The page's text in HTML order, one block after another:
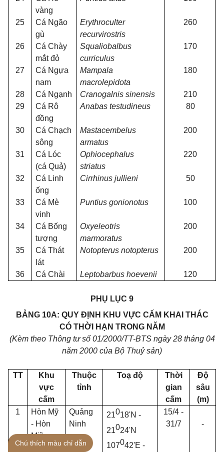
vàng
25
Cá Ngão
gù
Erythroculter
recurvirostris
260
26
Cá Chày
mắt đỏ
Squaliobalbus
curriculus
170
27
Cá Ngựa
nam
Mampala
macrolepidota
180
28 Cá Ngạnh Cranogalnis sinensis
210
29
Cá Rô
đồng
Anabas testudineus 80
30
Cá Chạch
sông
Mastacembelus
armatus
200
31
Cá Lóc
(cá Quả)
Ophiocephalus
striatus
220
32
Cá Linh
ống
Cirrhinus jullieni 50
33
Cá Mè
vinh
Puntius gonionotus 100
34
Cá Bống
tượng
Oxyeleotris
marmoratus
200
35
Cá Thát
lát
Notopterus notopterus 200
36 Cá Chài Leptobarbus hoevenii 120
PHỤ LỤC 9
BẢNG 10A: QUY ĐỊNH KHU VỰC CẤM KHAI THÁC
CÓ THỜI HẠN TRONG NĂM
(Kèm theo Thông tư số 01/2000/TT-BTS ngày 28 tháng 04
năm 2000 của Bộ Thuỷ sản)
TT
Khu
vực
cấm
Thuộc
tỉnh
Toạ độ
Thời
gian
cấm
Độ
sâu
(m)
1
Hòn Mỹ
- Hòn
Miều
Quảng
Ninh
21018'N -
21024'N
107042'E -
15/4 -
31/7
-
Chú thích màu chỉ dẫn